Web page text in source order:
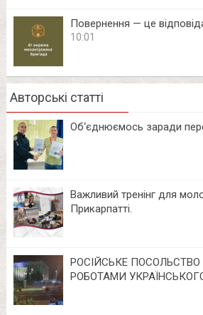
Повернення — це
10:01
Авторські статті
Об‘єднюємось заради
Важливий тренінг для
Прикарпатті.
РОСІЙСЬКЕ
РОБОТАМИ